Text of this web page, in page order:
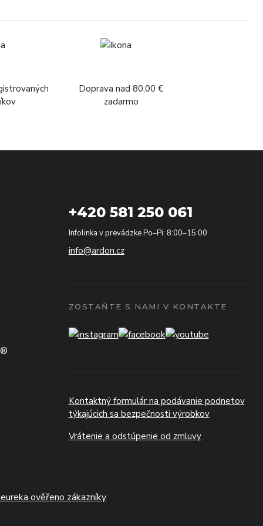
Doprava nad 80,00 €
zadarmo
+420 581 250 061
Infolinka v prevádzke Po–Pi: 8:00–15:00
info@ardon.cz
ZOSTAŇTE S NAMI V KONTAKTE
Kontaktný formulár na podávanie podnetov
týkajúcich sa bezpečnosti výrobkov
Vrátenie a odstúpenie od zmluvy